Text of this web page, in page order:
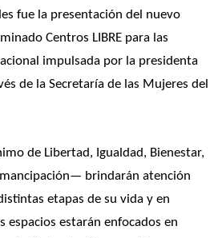
fue la presentación del nuevo
Centros LIBRE para las
de la Secretaría de las Mujeres del
de Libertad, Igualdad, Bienestar,
brindarán atención
etapas de su vida y en
espacios estarán enfocados en